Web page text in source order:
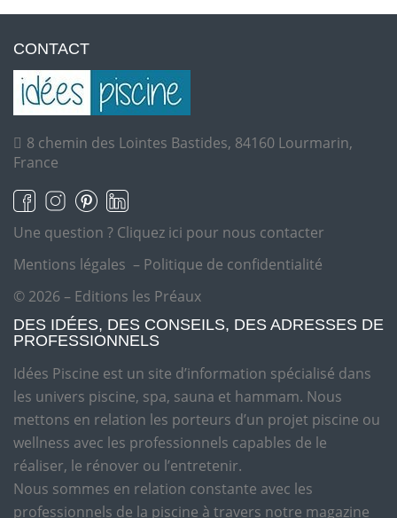
CONTACT
8 chemin des Lointes Bastides, 84160 Lourmarin,
France
Une question ? Cliquez ici pour nous contacter
Mentions légales – Politique de confidentialité
© 2026 – Editions les Préaux
DES IDÉES, DES CONSEILS, DES ADRESSES DE
PROFESSIONNELS
Idées Piscine est un site d’information spécialisé dans
les univers piscine, spa, sauna et hammam. Nous
mettons en relation les porteurs d’un projet piscine ou
wellness avec les professionnels capables de le
réaliser, le rénover ou l’entretenir.
Nous sommes en relation constante avec les
professionnels de la piscine à travers notre magazine